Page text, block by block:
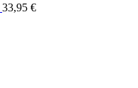
33,95 €